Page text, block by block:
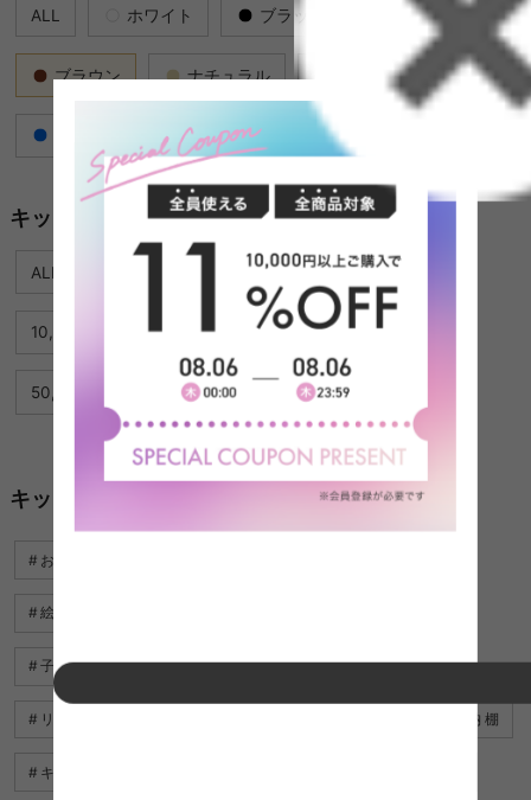
ALL ホワイト ブラック グレイ
ブラウン ナチュラル
イエロー ピンク
キッズ収納を価格から絞り込む
ALL 5,000円〜9,999円
10,000円〜19,999円 20,000円〜49,999円
50,000円〜
キッズ収納に関するキーワード
おもちゃ収納
絵本 ラック おもちゃ 収納
子ども部屋 収納 家具 子ども インテリア
リビング キッズ 収納 おもちゃ収納 棚
キッズ インテリア